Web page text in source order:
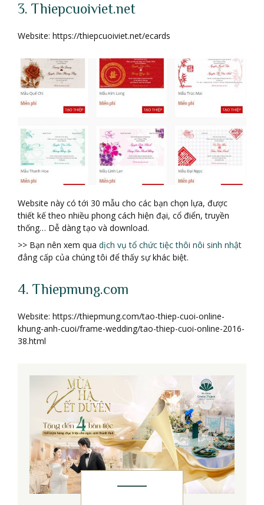
3. Thiepcuoiviet.net
Website: https://thiepcuoiviet.net/ecards
Website này có tới 30 mẫu cho các bạn chọn lựa, được
thiết kế theo nhiều phong cách hiện đại, cổ điển, truyền
thống… Dễ dàng tạo và download.
>> Bạn nên xem qua dịch vụ tổ chức tiệc thôi nôi sinh nhật
đẳng cấp của chúng tôi để thấy sự khác biệt.
4. Thiepmung.com
Website: https://thiepmung.com/tao-thiep-cuoi-online-
khung-anh-cuoi/frame-wedding/tao-thiep-cuoi-online-2016-
38.html